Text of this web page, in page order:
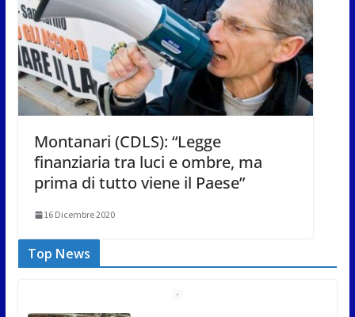
Montanari (CDLS): “Legge
finanziaria tra luci e ombre, ma
prima di tutto viene il Paese”
16 Dicembre 2020
Top News